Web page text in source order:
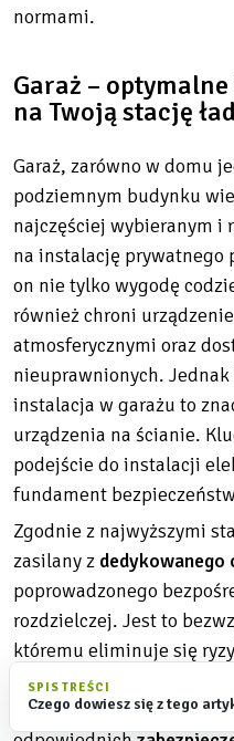
SPIS TREŚCI
Czego dowiesz się z tego
normami.
Garaż –
na Twoją stację
Garaż, zarówno w domu
podziemnym budynku
najczęściej wybieranym i
na instalację prywatnego
on nie tylko wygodę
również chroni
atmosferycznymi oraz
nieuprawnionych.
instalacja w garażu to
urządzenia na ścianie.
podejście do instalacji
fundament
Zgodnie z najwyższymi
zasilany z dedykowanego
poprowadzonego
rozdzielczej. Jest to
któremu eliminuje się
obwodów, z których
urządzenia. Równie